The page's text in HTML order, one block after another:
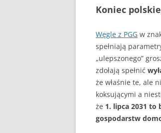
Koniec
Węgle z PGG w
spełniają
„ulepszonego”
zdołają spełnić
że właśnie te, ale
koksującymi a
że 1. lipca 2031
gospodarstw